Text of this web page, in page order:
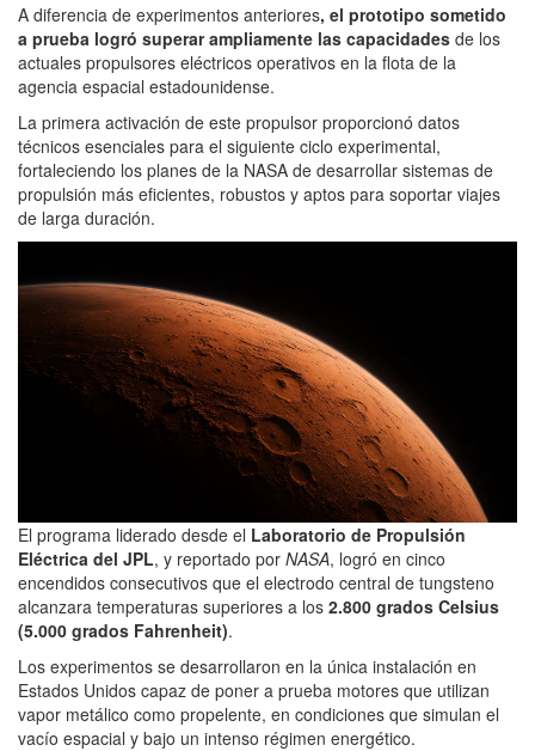
A diferencia de experimentos anteriores, el prototipo sometido
a prueba logró superar ampliamente las capacidades de los
actuales propulsores eléctricos operativos en la flota de la
agencia espacial estadounidense.
La primera activación de este propulsor proporcionó datos
técnicos esenciales para el siguiente ciclo experimental,
fortaleciendo los planes de la NASA de desarrollar sistemas de
propulsión más eficientes, robustos y aptos para soportar viajes
de larga duración.
El programa liderado desde el Laboratorio de Propulsión
Eléctrica del JPL, y reportado por NASA, logró en cinco
encendidos consecutivos que el electrodo central de tungsteno
alcanzara temperaturas superiores a los 2.800 grados Celsius
(5.000 grados Fahrenheit).
Los experimentos se desarrollaron en la única instalación en
Estados Unidos capaz de poner a prueba motores que utilizan
vapor metálico como propelente, en condiciones que simulan el
vacío espacial y bajo un intenso régimen energético.